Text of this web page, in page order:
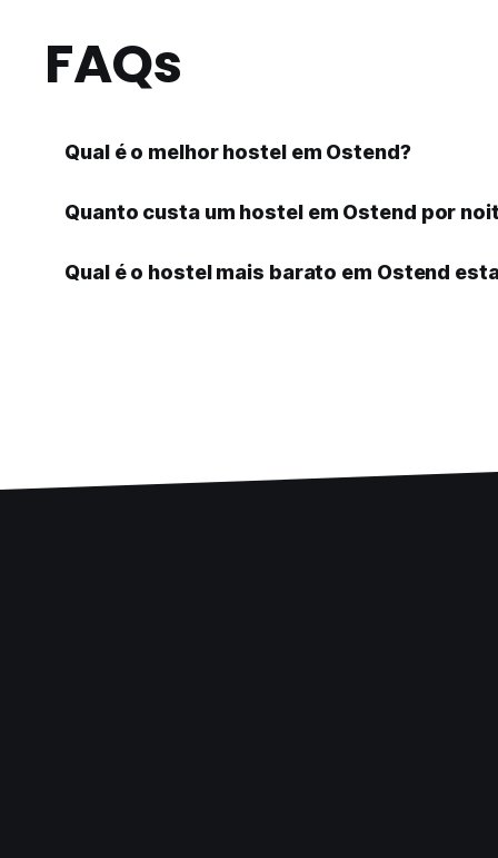
FAQs
Qual é o melhor hostel em Ostend?
Quanto custa um hostel em Ostend por
Qual é o hostel mais barato em Ostend